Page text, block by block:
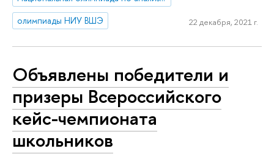
олимпиады НИУ ВШЭ
22 декабря, 2021 г.
Объявлены победители и
призеры Всероссийского
кейс-чемпионата
школьников